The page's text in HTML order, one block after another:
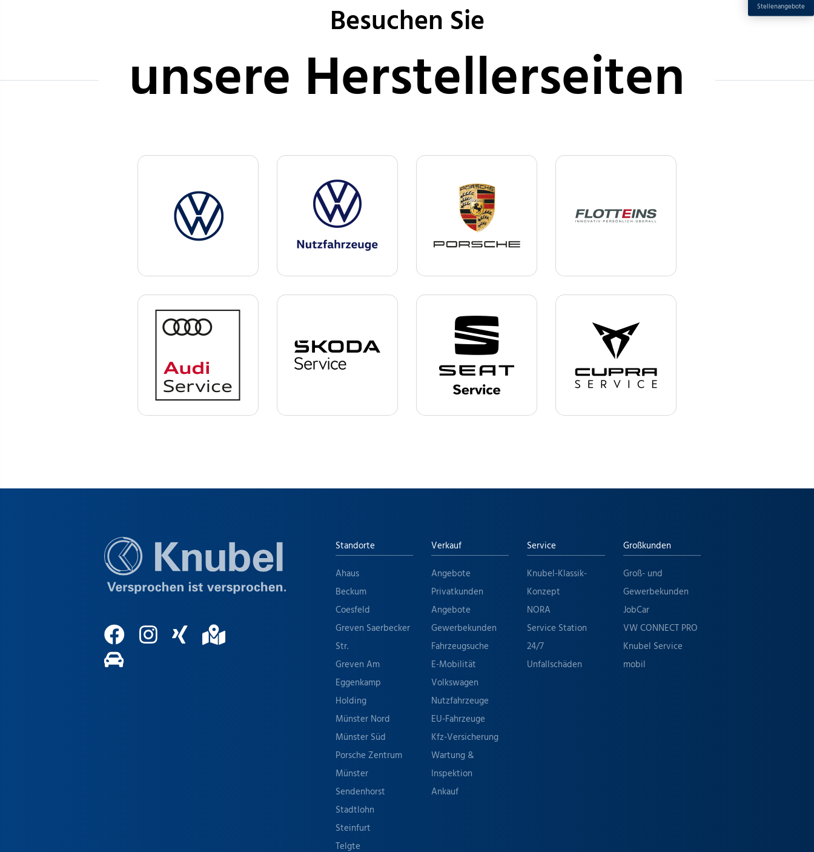
Stellenangebote
Besuchen Sie
unsere Herstellerseiten
Standorte
Ahaus
Beckum
Coesfeld
Greven Saerbecker
Str.
Greven Am
Eggenkamp
Holding
Münster Nord
Münster Süd
Porsche Zentrum
Münster
Sendenhorst
Stadtlohn
Steinfurt
Telgte
Verkauf
Angebote
Privatkunden
Angebote
Gewerbekunden
Fahrzeugsuche
E-Mobilität
Volkswagen
Nutzfahrzeuge
EU-Fahrzeuge
Kfz-Versicherung
Wartung &
Inspektion
Ankauf
Service
Knubel-Klassik-
Konzept
NORA
Service Station
24/7
Unfallschäden
Großkunden
Groß- und
Gewerbekunden
JobCar
VW CONNECT PRO
Knubel Service
mobil